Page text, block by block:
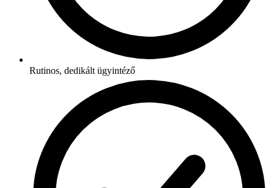
Rutinos, dedikált ügyintéző